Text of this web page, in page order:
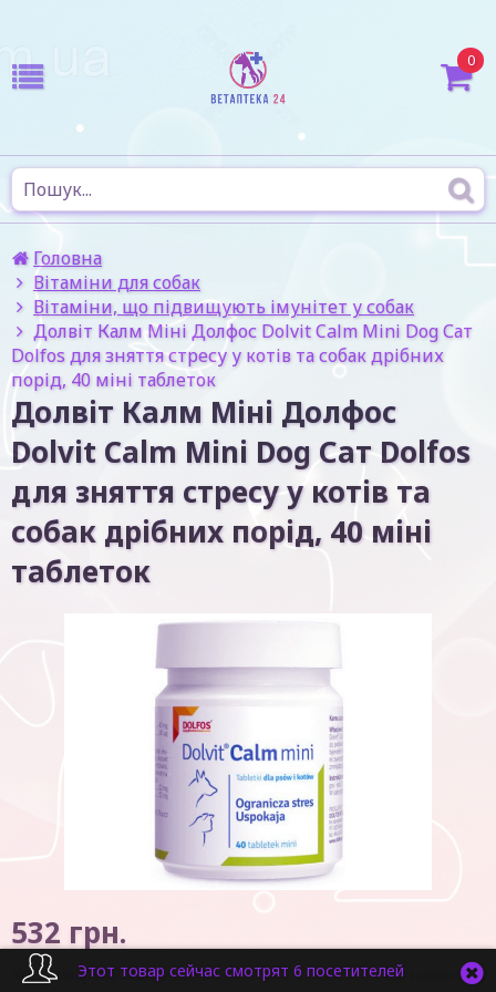
0
Головна
Вітаміни для собак
Вітаміни, що підвищують імунітет у собак
Долвіт Калм Міні Долфос Dolvit Calm Mini Dog Сат
Dolfos для зняття стресу у котів та собак дрібних
порід, 40 міні таблеток
Долвіт Калм Міні Долфос
Dolvit Calm Mini Dog Сат Dolfos
для зняття стресу у котів та
собак дрібних порід, 40 міні
таблеток
532 грн.
Код товару:5072 В наявності
Этот товар сейчас смотрят 6 посетителей